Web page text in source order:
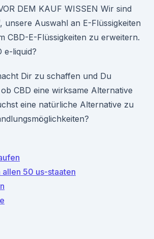
DEM KAUF WISSEN Wir sind
unsere Auswahl an E-Flüssigkeiten
CBD-E-Flüssigkeiten zu erweitern.
e-liquid?
Dir zu schaffen und Du
CBD eine wirksame Alternative
eine natürliche Alternative zu
50 us-staaten